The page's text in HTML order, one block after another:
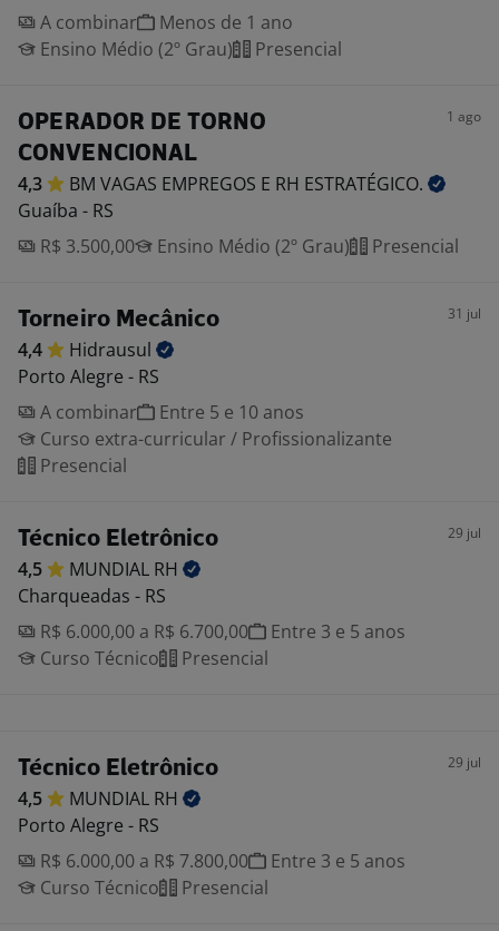
A combinar
Menos de 1 ano
Ensino Médio (2º Grau)
Presencial
OPERADOR DE TORNO
CONVENCIONAL
1 ago
4,3 BM VAGAS EMPREGOS E RH ESTRATÉGICO.
Guaíba - RS
R$ 3.500,00
Ensino Médio (2º Grau) Presencial
Torneiro Mecânico 31 jul
4,4
Hidrausul
Porto Alegre - RS
A combinar
Entre 5 e 10 anos
Curso extra-curricular / Profissionalizante
Presencial
Técnico Eletrônico 29 jul
4,5 MUNDIAL RH
Charqueadas - RS
R$ 6.000,00 a R$ 6.700,00
Entre 3 e 5 anos
Curso Técnico
Presencial
Técnico Eletrônico 29 jul
4,5 MUNDIAL RH
Porto Alegre - RS
R$ 6.000,00 a R$ 7.800,00
Entre 3 e 5 anos
Curso Técnico
Presencial